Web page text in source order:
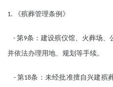
1. 《殡葬管理条例》
- 第9条：建设殡仪馆、火葬场、
并依法办理用地、规划等手续。
- 第18条：未经批准擅自兴建殡